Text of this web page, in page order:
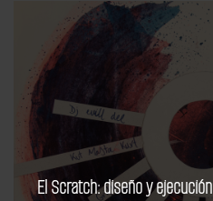
El Scratch: diseño y ejecución